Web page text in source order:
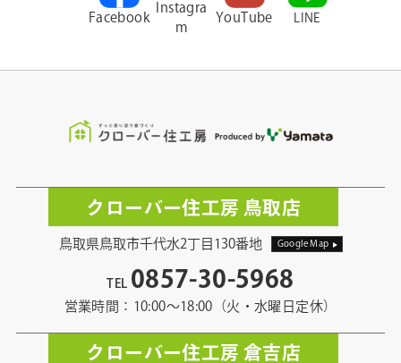
Facebook
Instagra
m
YouTube LINE
クローバー住工房 鳥取店
鳥取県鳥取市千代水2丁目130番地 Google Map
TEL 0857-30-5968
営業時間：10:00〜18:00（火・水曜日定休）
クローバー住工房 倉吉店